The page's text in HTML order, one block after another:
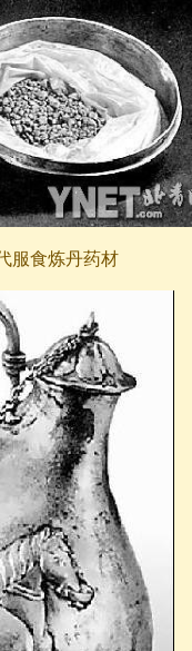
服食炼丹药材